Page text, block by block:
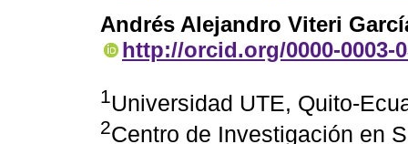
Andrés Alejandro Viteri
http://orcid.org/0000-0003-
1Universidad UTE, Quito-
2Centro de Investigación en